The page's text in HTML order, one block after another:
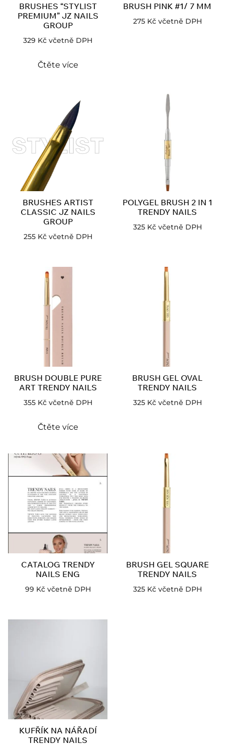
BRUSHES “STYLIST
PREMIUM” JZ NAILS
GROUP
329 Kč včetně DPH
Čtěte více
BRUSH PINK #1/ 7 MM
275 Kč včetně DPH
BRUSHES ARTIST
CLASSIC JZ NAILS
GROUP
255 Kč včetně DPH
POLYGEL BRUSH 2 IN 1
TRENDY NAILS
325 Kč včetně DPH
BRUSH DOUBLE PURE
ART TRENDY NAILS
355 Kč včetně DPH
Čtěte více
BRUSH GEL OVAL
TRENDY NAILS
325 Kč včetně DPH
CATALOG TRENDY
NAILS ENG
99 Kč včetně DPH
BRUSH GEL SQUARE
TRENDY NAILS
325 Kč včetně DPH
KUFŘÍK NA NÁŘADÍ
TRENDY NAILS